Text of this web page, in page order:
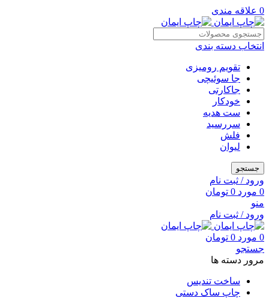
0 علاقه مندی
انتخاب دسته بندی
تقویم رومیزی
جا سوئیچی
جاکارتی
خودکار
ست هدیه
سررسید
فلش
لیوان
جستجو
ورود / ثبت نام
0 مورد 0 تومان
منو
ورود / ثبت نام
0 مورد 0 تومان
جستجو
مرور دسته ها
ساخت تندیس
چاپ ساک دستی